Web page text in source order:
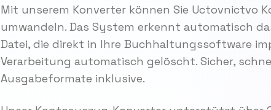
Mit unserem Konverter können Sie Uctovnictvo
umwandeln. Das System erkennt automatisch
Datei, die direkt in Ihre Buchhaltungssoftware
Verarbeitung automatisch gelöscht. Sicher,
Ausgabeformate inklusive.